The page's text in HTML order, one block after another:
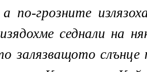
по-грозните
седнали на
залязващото слънце